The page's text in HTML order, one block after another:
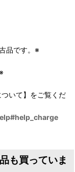
品です。※
いて】をご覧くだ
も買っていま